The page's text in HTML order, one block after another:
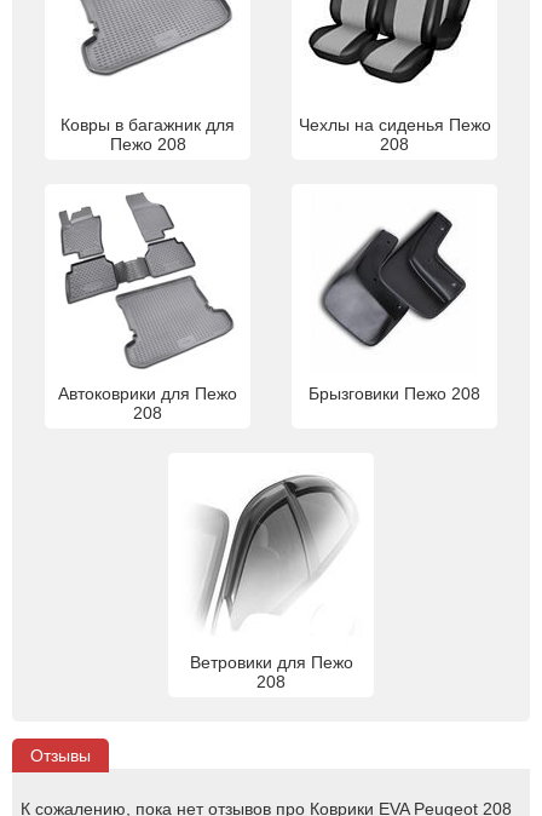
Ковры в багажник для
Пежо 208
Чехлы на сиденья Пежо
208
Автоковрики для Пежо
208
Брызговики Пежо 208
Ветровики для Пежо
208
Отзывы
К сожалению, пока нет отзывов про Коврики EVA Peugeot 208